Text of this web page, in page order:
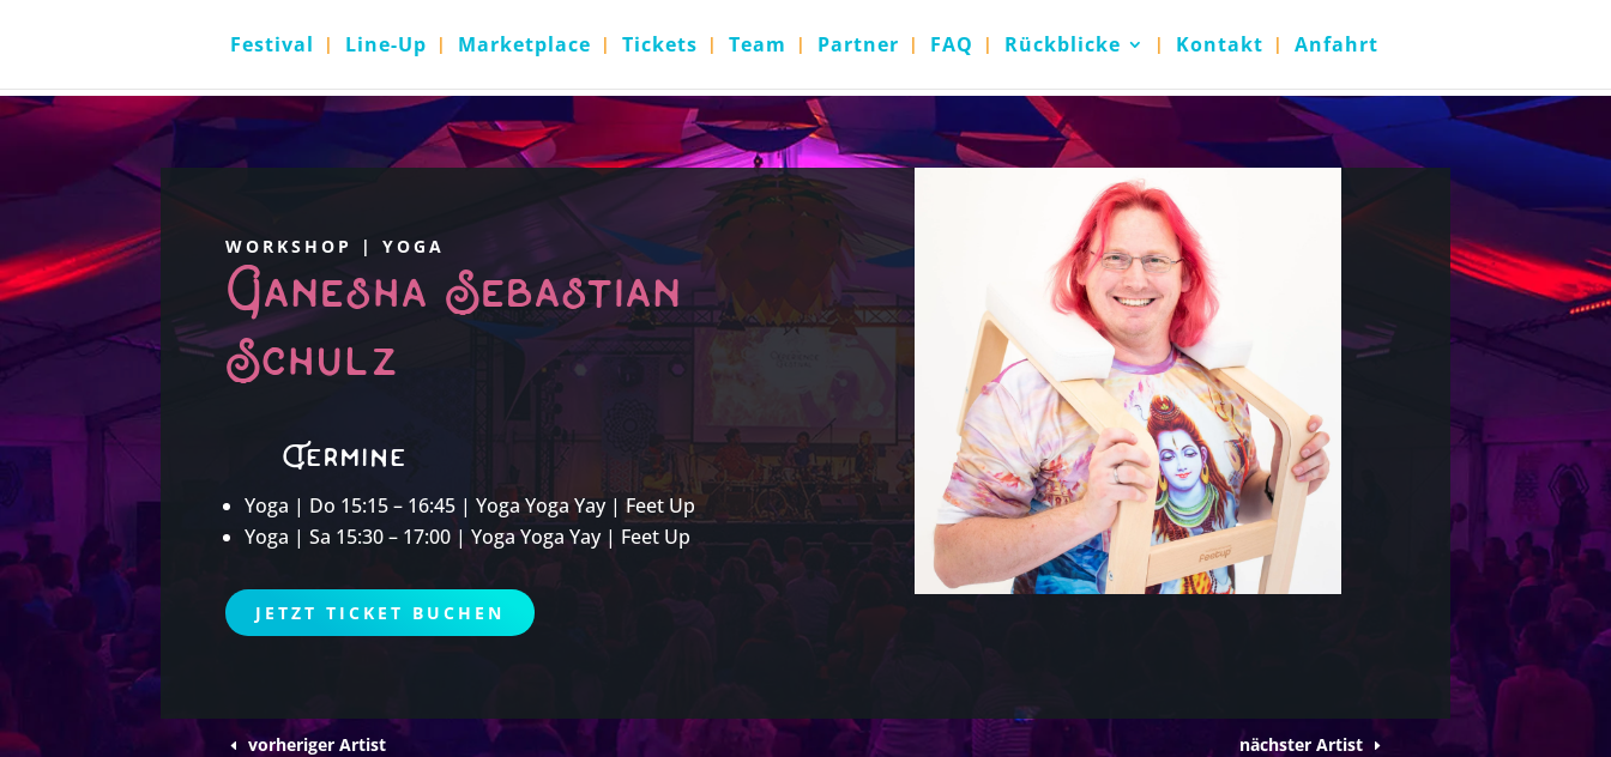
Festival Line-Up Marketplace Tickets Team Partner FAQ Rückblicke Kontakt Anfahrt
WORKSHOP | YOGA
Ganesha Sebastian
Schulz
Termine
Yoga | Do 15:15 – 16:45 | Yoga Yoga Yay | Feet Up
Yoga | Sa 15:30 – 17:00 | Yoga Yoga Yay | Feet Up
JETZT TICKET BUCHEN
vorheriger Artist nächster Artist